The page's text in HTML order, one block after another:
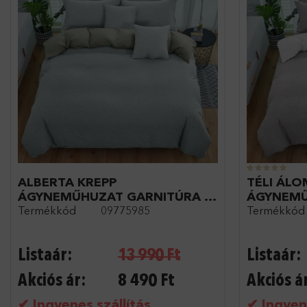
ALBERTA KREPP
ÁGYNEMŰHUZAT GARNITÚRA 3
RÉSZES
Termékkód 09775985
Listaár: 13 990Ft
Akciós ár:
8 490Ft
TÉLI
SZÜRKE
Termékkód
Listaár:
Akciós